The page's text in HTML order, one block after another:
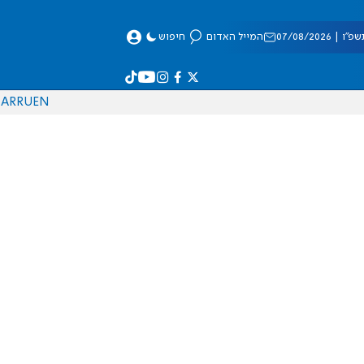
08/2026 המייל האדום חיפוש
EN
RU
AR